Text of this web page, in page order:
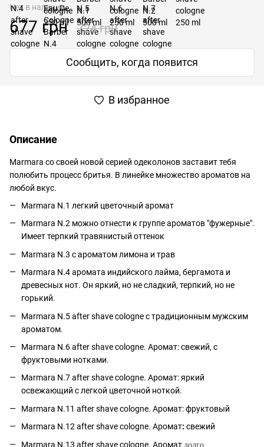
Нет в наличии
677 грн 724 грн
Сообщить, когда появится
В избранное
Описание
Marmara со своей новой серией одеколонов заставит тебя
полюбить процесс бритья. В линейке множество ароматов на
любой вкус.
Marmara N.1 легкий цветочный аромат
Marmara N.2 можно отнести к группе ароматов "фужерные".
Имеет терпкий травянистый оттенок
Marmara N.3 с ароматом лимона и трав
Marmara N.4 аромата индийского лайма, бергамота и
древесных нот. Он яркий, но не сладкий, терпкий, но не
горький.
Marmara N.5 after shave cologne с традиционным мужским
ароматом.
Marmara N.6 after shave cologne. Аромат: свежий, с
фруктовыми нотками.
Marmara N.7 after shave cologne. Аромат:яркий
освежающий с легкой цветочной ноткой.
Marmara N.11 after shave cologne. Аромат: фруктовый
Marmara N.12 after shave cologne. Аромат: свежий
Marmara N.13 after shave cologne. Аромат долго